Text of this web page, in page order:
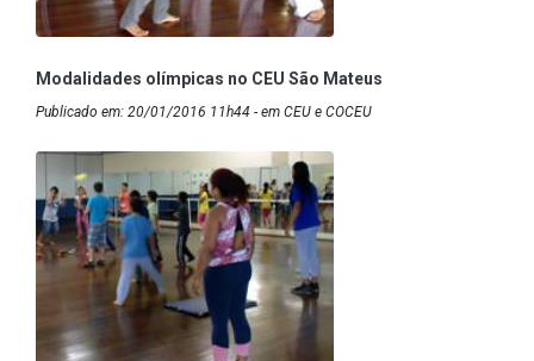
Modalidades olímpicas no CEU São Mateus
Publicado em: 20/01/2016 11h44 - em CEU e COCEU